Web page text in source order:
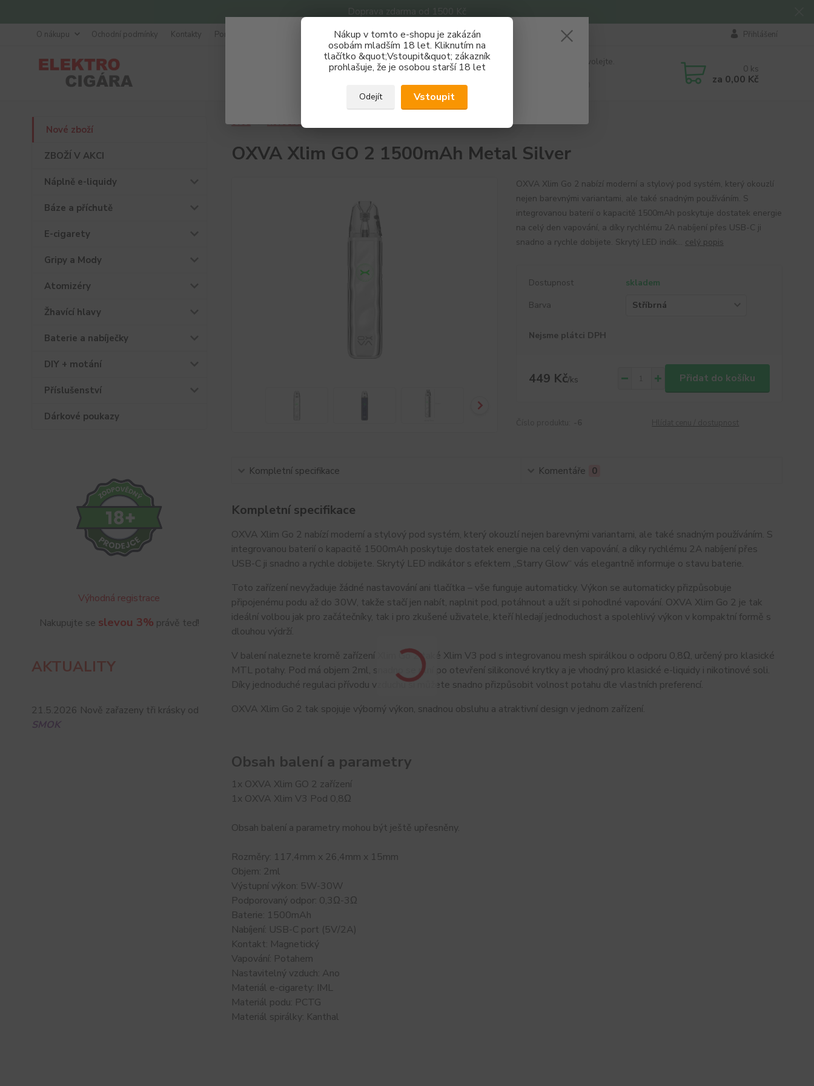
Doprava zdarma od 1500 Kč
Nákup v tomto e-shopu je zakázán
osobám mladším 18 let. Kliknutím na
tlačítko &quot;Vstoupit&quot; zákazník
prohlašuje, že je osobou starší 18 let
Odejít Vstoupit
O nákupu Ochodní podmínky Kontakty Poradna Přihlášení
Hledat
Nevíte si rady? Zavolejte.
0 ks
za 0,00 Kč
Nové zboží
ZBOŽÍ V AKCI
Náplně e-liquidy
Báze a příchutě
E-cigarety
Gripy a Mody
Atomizéry
Žhavící hlavy
Baterie a nabíječky
DIY + motání
Příslušenství
Dárkové poukazy
Výhodná registrace
Nakupujte se slevou 3% právě teď!
AKTUALITY
21.5.2026 Nově zařazeny tři krásky od
SMOK
Úvod Nové zboží
OXVA Xlim GO 2 1500mAh Metal Silver
OXVA Xlim Go 2 nabízí moderní a stylový pod systém, který okouzlí
nejen barevnými variantami, ale také snadným používáním. S
integrovanou baterií o kapacitě 1500mAh poskytuje dostatek energie
na celý den vapování, a díky rychlému 2A nabíjení přes USB-C ji
snadno a rychle dobijete. Skrytý LED indik... celý popis
Dostupnost
skladem
Barva
Nejsme plátci DPH
449 Kč/ks Přidat do košíku
Kompletní specifikace Komentáře 0
Kompletní specifikace
OXVA Xlim Go 2 nabízí moderní a stylový pod systém, který okouzlí nejen barevnými variantami, ale také snadným používáním. S
integrovanou baterií o kapacitě 1500mAh poskytuje dostatek energie na celý den vapování, a díky rychlému 2A nabíjení přes
USB-C ji snadno a rychle dobijete. Skrytý LED indikátor s efektem „Starry Glow“ vás elegantně informuje o stavu baterie.
Toto zařízení nevyžaduje žádné nastavování ani tlačítka – vše funguje automaticky. Výkon se automaticky přizpůsobuje
připojenému podu až do 30W, takže stačí jen nabít, naplnit pod, potáhnout a užít si pohodlné vapování. OXVA Xlim Go 2 je tak
ideální volbou jak pro začátečníky, tak i pro zkušené uživatele, kteří hledají jednoduchost a spolehlivý výkon v kompaktní formě s
dlouhou výdrží.
V balení naleznete kromě zařízení Xlim Go 2 také Xlim V3 pod s integrovanou mesh spirálkou o odporu 0,8Ω, určený pro klasické
MTL potahy. Pod má objem 2ml, snadno se plní po otevření silikonové krytky a je vhodný pro klasické e-liquidy i nikotinové soli.
Díky jednoduché regulaci přívodu vzduchu si můžete snadno přizpůsobit volnost potahu dle vlastních preferencí.
OXVA Xlim Go 2 tak spojuje výborný výkon, snadnou obsluhu a atraktivní design v jednom zařízení.
Obsah balení a parametry
1x OXVA Xlim GO 2 zařízení
1x OXVA Xlim V3 Pod 0,8Ω
Obsah balení a parametry mohou být ještě upřesněny.
Rozměry: 117,4mm x 26,4mm x 15mm
Objem: 2ml
Výstupní výkon: 5W-30W
Podporovaný odpor: 0,3Ω-3Ω
Baterie: 1500mAh
Nabíjení: USB-C port (5V/2A)
Kontakt: Magnetický
Vapování: Potahem
Nastavitelný vzduch: Ano
Materiál e-cigarety: IML
Materiál podu: PCTG
Materiál spirálky: Kanthal
Získej slevu 3%
Zaregistruj se a nakupuj se slevou právě teď!
REGISTRAČNÍ FORMULÁŘ
Zavřít